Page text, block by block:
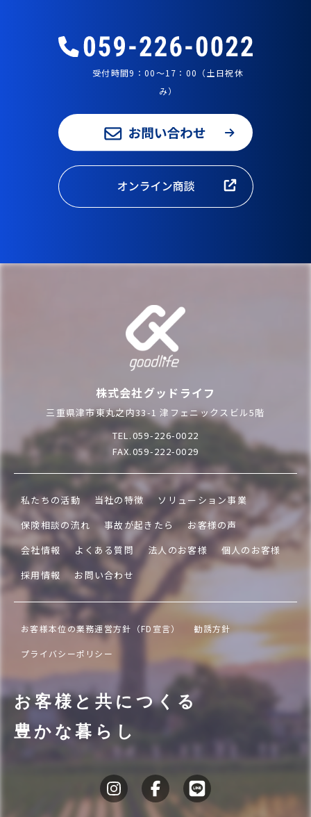
受付時間9：00～17：00（土日祝休
み）
株式会社グッドライフ
三重県津市東丸之内33-1 津フェニックスビル5階
TEL.059-226-0022
FAX.059-222-0029
私たちの活動 当社の特徴
ソリューション事業
保険相談の流れ
事故が起きたら
お客様の声
会社情報
よくある質問 法人のお客様
個人のお客様
採用情報
お問い合わせ
お客様本位の業務運営方針（FD宣言） 勧誘方針
プライバシーポリシー
お客様と共につくる
豊かな暮らし